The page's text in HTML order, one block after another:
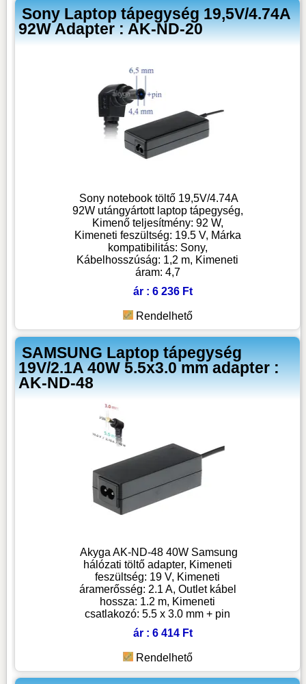
Sony Laptop tápegység 19,5V/4.74A
92W Adapter : AK-ND-20
Sony notebook töltő 19,5V/4.74A
92W utángyártott laptop tápegység,
Kimenő teljesítmény: 92 W,
Kimeneti feszültség: 19.5 V, Márka
kompatibilitás: Sony,
Kábelhosszúság: 1,2 m, Kimeneti
áram: 4,7
ár : 6 236 Ft
Rendelhető
SAMSUNG Laptop tápegység
19V/2.1A 40W 5.5x3.0 mm adapter :
AK-ND-48
Akyga AK-ND-48 40W Samsung
hálózati töltő adapter, Kimeneti
feszültség: 19 V, Kimeneti
áramerősség: 2.1 A, Outlet kábel
hossza: 1.2 m, Kimeneti
csatlakozó: 5.5 x 3.0 mm + pin
ár : 6 414 Ft
Rendelhető